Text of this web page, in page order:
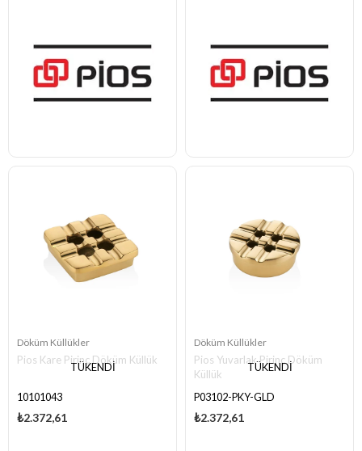
TÜKENDI
Döküm Küllükler
Pios Kare Pirinç Döküm Küllük
10101043
₺2.372,61
TÜKENDI
Döküm Küllükler
Pios Yuvarlak Pirinç Döküm
Küllük
P03102-PKY-GLD
₺2.372,61